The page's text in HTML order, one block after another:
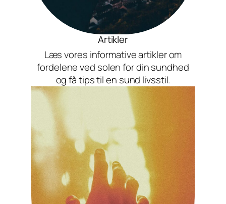
Artikler
Læs vores informative artikler om
fordelene ved solen for din sundhed
og få tips til en sund livsstil.